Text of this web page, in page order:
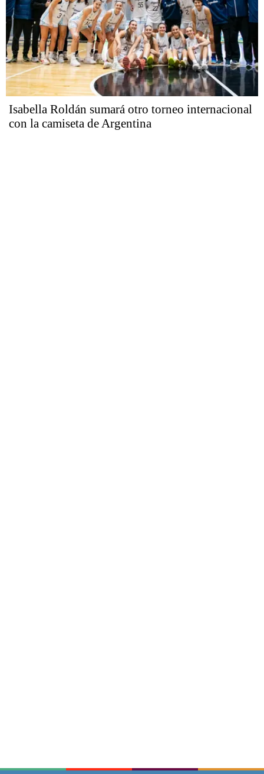
Isabella Roldán sumará otro torneo internacional
con la camiseta de Argentina